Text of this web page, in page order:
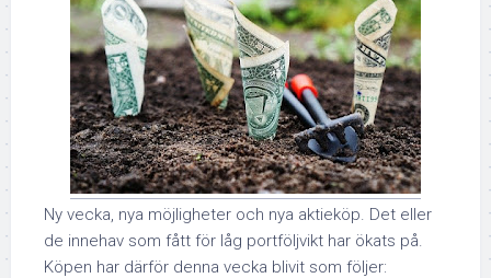
Ny vecka, nya möjligheter och nya aktieköp. Det eller
de innehav som fått för låg portföljvikt har ökats på.
Köpen har därför denna vecka blivit som följer: